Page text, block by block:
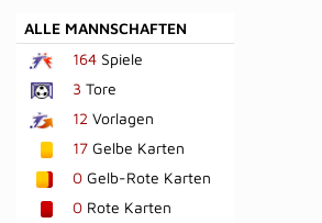
ALLE MANNSCHAFTEN
164 Spiele
3 Tore
12 Vorlagen
17 Gelbe Karten
0 Gelb-Rote Karten
0 Rote Karten